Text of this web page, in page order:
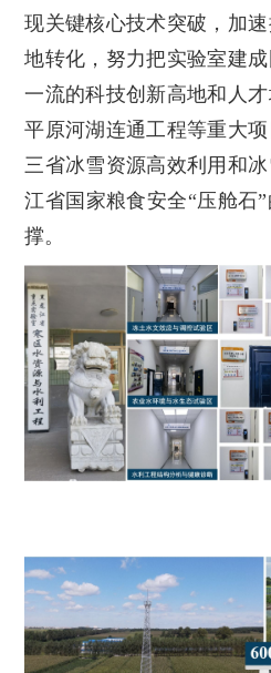
现关键核心技术突破，加
地转化，努力把实验室建
一流的科技创新高地和人
平原河湖连通工程等重大
三省冰雪资源高效利用和
江省国家粮食安全“压舱石
撑。